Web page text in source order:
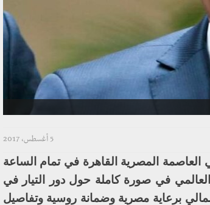
5 أغسطس، 2017
العاصمة المصرية القاهرة في تمام الساعة
في صورة كاملة حول دور التيار في
برعاية مصرية وضمانة روسية وتفاصيل